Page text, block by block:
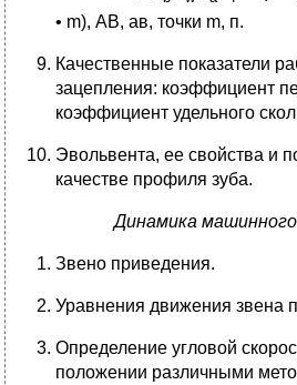
• m), АВ, ав, точки m, п.
Качественные показатели
зацепления: коэффициент
коэффициент удельного
Эвольвента, ее свойства и
качестве профиля зуба.
Динамика
Звено приведения.
Уравнения движения звена
Определение угловой
положении различными